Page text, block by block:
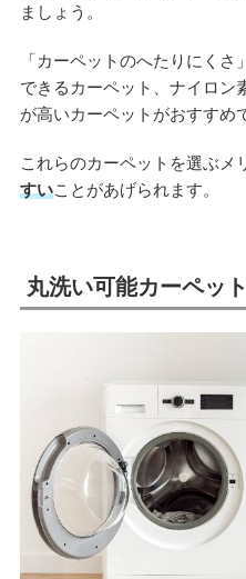
ましょう。
「カーペットのへたりにく
できるカーペット、ナイロン
が高いカーペットがおすすめ
これらのカーペットを選ぶメ
すいことがあげられます。
丸洗い可能カーペット